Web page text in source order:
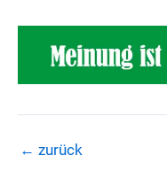
← zurück